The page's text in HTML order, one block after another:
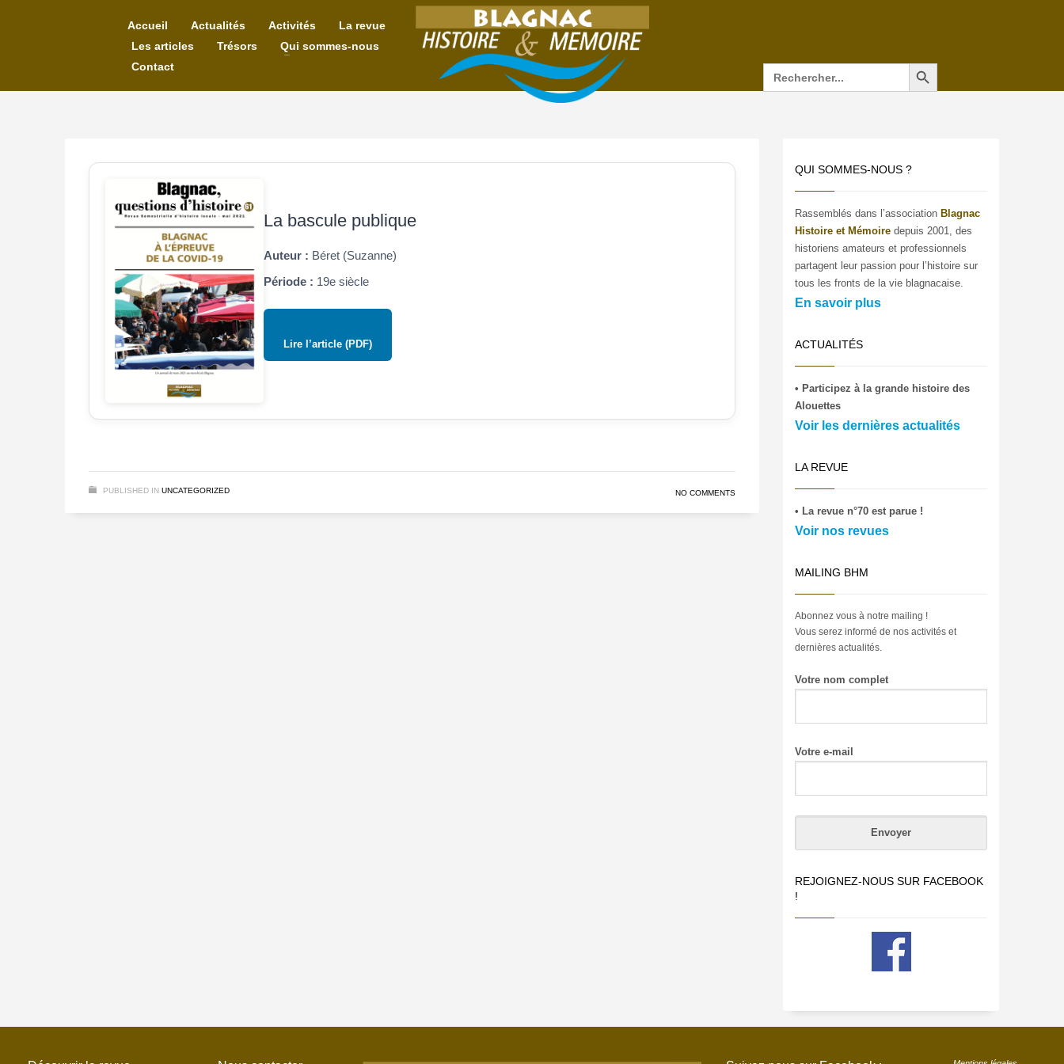
Search
for:
Search Button
Accueil Actualités Activités
La revue
Les articles
Trésors
Qui sommes-nous
Contact
La bascule publique
Auteur : Béret (Suzanne)
Période : 19e siècle
Lire l’article (PDF)
PUBLISHED IN UNCATEGORIZED NO COMMENTS
QUI SOMMES-NOUS ?
Rassemblés dans l’association Blagnac
Histoire et Mémoire depuis 2001, des
historiens amateurs et professionnels
partagent leur passion pour l’histoire sur
tous les fronts de la vie blagnacaise.
En savoir plus
ACTUALITÉS
• Participez à la grande histoire des
Alouettes
Voir les dernières actualités
LA REVUE
• La revue n°70 est parue !
Voir nos revues
MAILING BHM
Abonnez vous à notre mailing !
Vous serez informé de nos activités et
dernières actualités.
Votre nom complet
Votre e-mail
REJOIGNEZ-NOUS SUR FACEBOOK
!